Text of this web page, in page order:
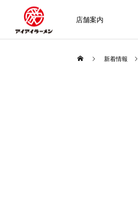
店舗案内
新着情報